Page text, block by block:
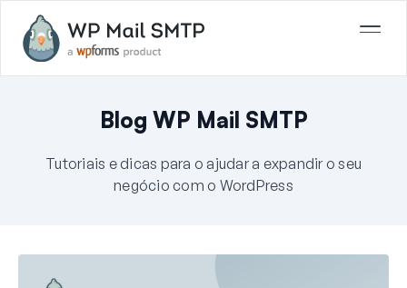
Blog WP Mail SMTP
Tutoriais e dicas para o ajudar a expandir o seu
negócio com o WordPress